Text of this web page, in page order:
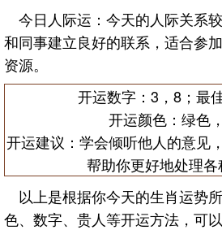
今日人际运：今天的人际关系
和同事建立良好的联系，适合参
资源。
开运数字：3，8；最
开运颜色：绿色
开运建议：学会倾听他人的意见
帮助你更好地处理各
以上是根据你今天的生肖运势
色、数字、贵人等开运方法，可